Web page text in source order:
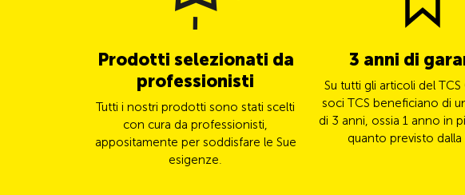
Prodotti selezionati da
professionisti
Tutti i nostri prodotti sono stati scelti
con cura da professionisti,
appositamente per soddisfare le Sue
esigenze.
3 anni di
Su tutti gli articoli del
soci TCS beneficiano di
di 3 anni, ossia 1 anno in
quanto previsto dalla